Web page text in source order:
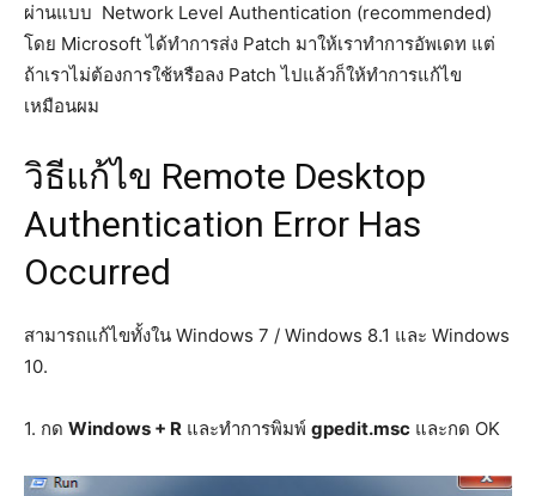
ผ่านแบบ Network Level Authentication (recommended)
โดย Microsoft ได้ทำการส่ง Patch มาให้เราทำการอัพเดท แต่
ถ้าเราไม่ต้องการใช้หรือลง Patch ไปแล้วก็ให้ทำการแก้ไข
เหมือนผม
วิธีแก้ไข Remote Desktop
Authentication Error Has
Occurred
สามารถแก้ไขทั้งใน Windows 7 / Windows 8.1 และ Windows
10.
1. กด Windows + R และทำการพิมพ์ gpedit.msc และกด OK